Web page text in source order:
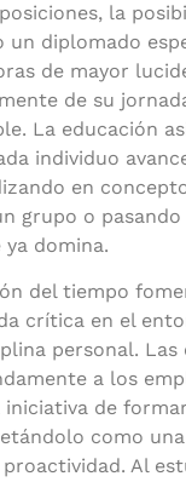
la
un diplomado
de mayor
de su
La educación
individuo
en
grupo o
domina.
del tiempo
crítica en el
personal. Las
a los
iniciativa de
como
Al